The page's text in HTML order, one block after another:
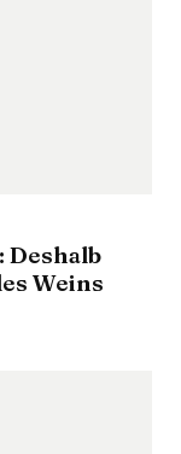
Deshalb
Weins